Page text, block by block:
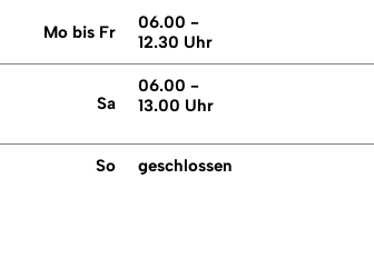
Mo bis Fr
06.00 -
12.30 Uhr
Sa
06.00 -
13.00 Uhr
So geschlossen